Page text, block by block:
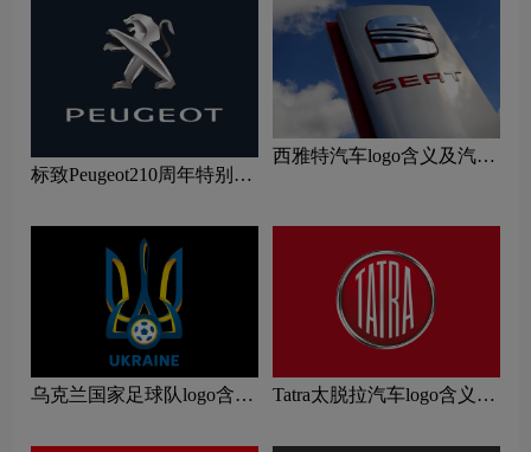
标致Peugeot210周年特别版
西雅特汽车logo含义及汽车
乌克兰国家足球队logo含义
Tatra太脱拉汽车logo含义及